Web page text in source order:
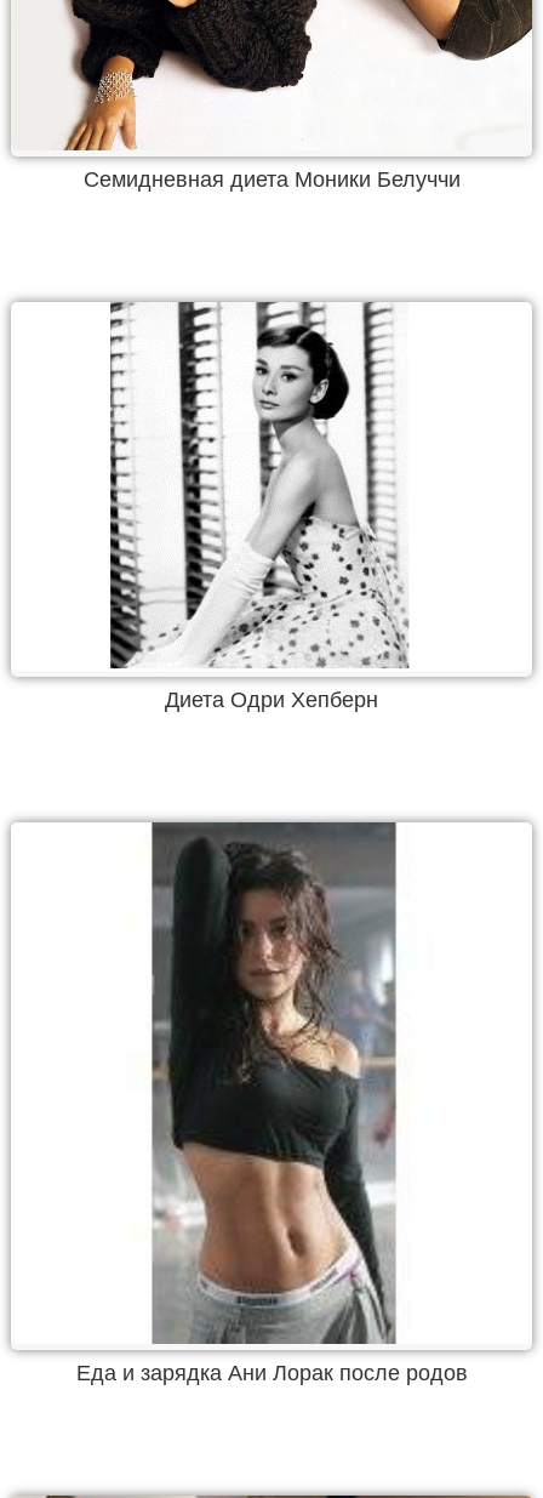
Семидневная диета Моники Белуччи
Диета Одри Хепберн
Еда и зарядка Ани Лорак после родов